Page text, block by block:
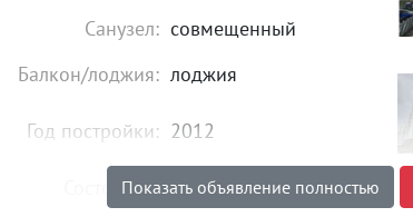
Санузел: совмещенный
Балкон/лоджия: лоджия
Год постройки: 2012
Состояние: идеальное
Показать объявление полностью